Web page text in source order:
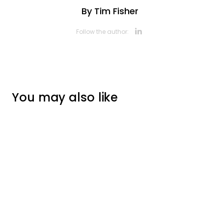
ByTim Fisher
Follow the author:
You may also like